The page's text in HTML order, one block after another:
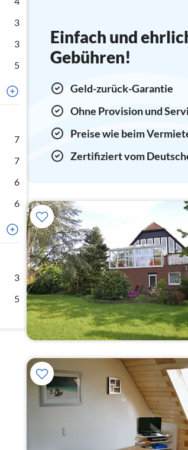
3
3
5
7
7
6
6
3
5
Einfach und
Gebühren!
Geld-zurück-Garantie
Ohne Provision und
Preise wie beim
Zertifiziert vom